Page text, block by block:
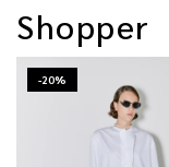
Shopper
-20%